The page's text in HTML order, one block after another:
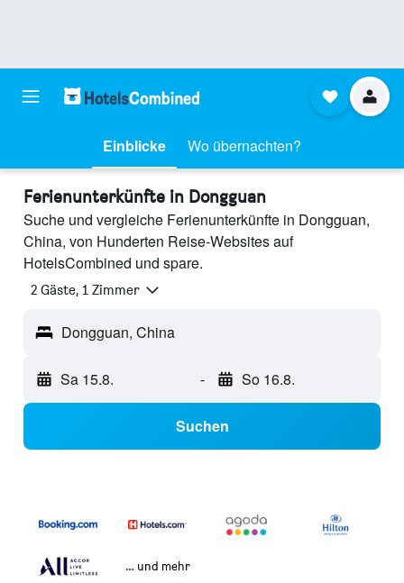
Einblicke Wo übernachten?
Ferienunterkünfte in Dongguan
Suche und vergleiche Ferienunterkünfte in Dongguan,
China, von Hunderten Reise-Websites auf
HotelsCombined und spare.
2 Gäste, 1 Zimmer
Dongguan, China
Sa 15.8. - So 16.8.
Suchen
… und mehr